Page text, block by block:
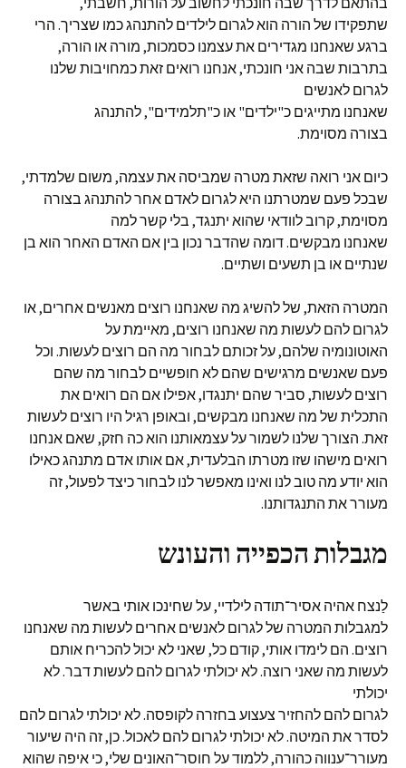
שתפקידו של הורה הוא לגרום לילדים להתנהג כמו שצריך. הרי
ברגע שאנחנו מגדירים את עצמנו כסמכות, מורה או הורה,
בתרבות שבה אני חונכתי, אנחנו רואים זאת כמחויבות שלנו
לגרום לאנשים
שאנחנו מתייגים כ"ילדים" או כ"תלמידים", להתנהג
בצורה מסוימת.
כיום אני רואה שזאת מטרה שמביסה את עצמה, משום שלמדתי,
שבכל פעם שמטרתנו היא לגרום לאדם אחר להתנהג בצורה
מסוימת, קרוב לוודאי שהוא יתנגד, בלי קשר למה
שאנחנו מבקשים. דומה שהדבר נכון בין אם האדם האחר הוא בן
שנתיים או בן תשעים ושתיים.
המטרה הזאת, של להשיג מה שאנחנו רוצים מאנשים אחרים, או
לגרום להם לעשות מה שאנחנו רוצים, מאיימת על
האוטונומיה שלהם, על זכותם לבחור מה הם רוצים לעשות. וכל
פעם שאנשים מרגישים שהם לא חופשיים לבחור מה שהם
רוצים לעשות, סביר שהם יתנגדו, אפילו אם הם רואים את
התכלית של מה שאנחנו מבקשים, ובאופן רגיל היו רוצים לעשות
זאת. הצורך שלנו לשמור על עצמאותנו הוא כה חזק, שאם אנחנו
רואים מישהו שזו מטרתו הבלעדית, אם אותו אדם מתנהג כאילו
הוא יודע מה טוב לנו ואינו מאפשר לנו לבחור כיצד לפעול, זה
מעורר את התנגדותנו.
מגבלות הכפייה והעונש
לַנצח אהיה אסיר־תודה לילדיי, על שחינכו אותי באשר
למגבלות המטרה של לגרום לאנשים אחרים לעשות מה שאנחנו
רוצים. הם לימדו אותי, קודם כל, שאני לא יכול להכריח אותם
לעשות מה שאני רוצה. לא יכולתי לגרום להם לעשות דבר. לא
יכולתי
לגרום להם להחזיר צעצוע בחזרה לקופסה. לא יכולתי לגרום להם
לסדר את המיטה. לא יכולתי לגרום להם לאכול. כן, זה היה שיעור
מעורר־ענווה כהורה, ללמוד על חוסר־האונים שלי, כי איפה שהוא